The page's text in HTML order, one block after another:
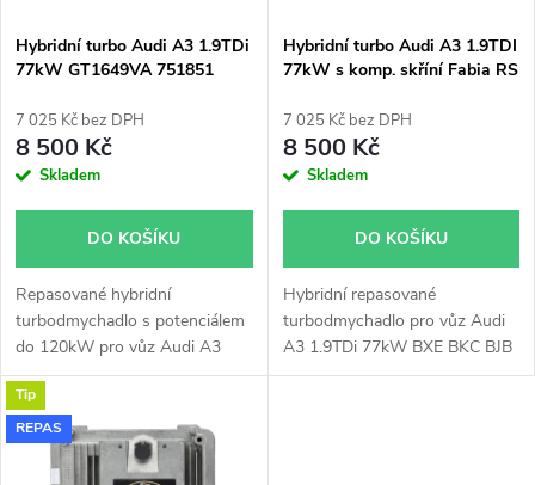
p
r
o
u
k
t
s
p
r
o
d
u
k
t
Hybridní turbo Audi A3 1.9TDi
77kW GT1649VA 751851
7 025 Kč bez DPH
8 500 Kč
Skladem
DO KOŠÍKU
Repasované hybridní
turbodmychadlo s potenciálem
do 120kW pro vůz Audi A3
1.9TDi 77kW BXE BKC BJB
Garrett 751851 GT1649VA.
Hybridní turbo Audi A3 1.9TDI
77kW s komp. skříní Fabia RS
54399700011
7 025 Kč bez DPH
8 500 Kč
Skladem
DO KOŠÍKU
Hybridní repasované
turbodmychadlo pro vůz Audi
A3 1.9TDi 77kW BXE BKC BJB
s kompresorovou skříní z Fabie
Tip
REPAS